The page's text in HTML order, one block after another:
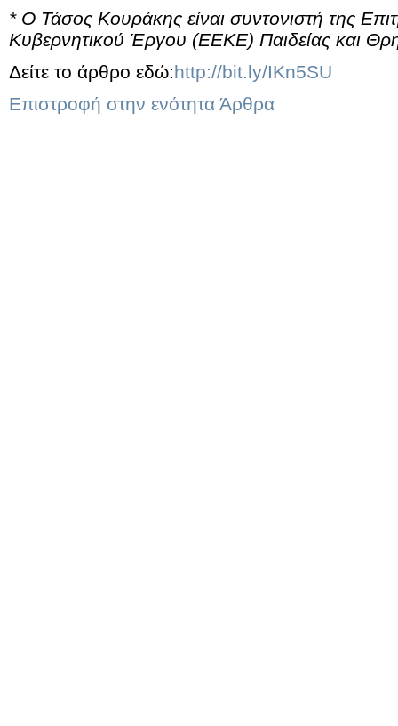
* Ο Τάσος Κουράκης είναι συντονιστή της
Κυβερνητικού Έργου (ΕΕΚΕ) Παιδείας και
Δείτε το άρθρο εδώ:http://bit.ly/IKn5SU
Επιστροφή στην ενότητα Άρθρα